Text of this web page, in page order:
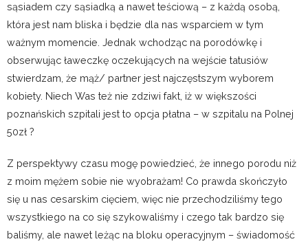
sąsiadem czy sąsiadką a nawet teściową – z każdą osobą,
która jest nam bliska i będzie dla nas wsparciem w tym
ważnym momencie. Jednak wchodząc na porodówkę i
obserwując ławeczkę oczekujących na wejście tatusiów
stwierdzam, że mąż/ partner jest najczęstszym wyborem
kobiety. Niech Was też nie zdziwi fakt, iż w większości
poznańskich szpitali jest to opcja płatna – w szpitalu na Polnej
50zł ?
Z perspektywy czasu mogę powiedzieć, że innego porodu niż
z moim mężem sobie nie wyobrażam! Co prawda skończyło
się u nas cesarskim cięciem, więc nie przechodziliśmy tego
wszystkiego na co się szykowaliśmy i czego tak bardzo się
baliśmy, ale nawet leżąc na bloku operacyjnym – świadomość